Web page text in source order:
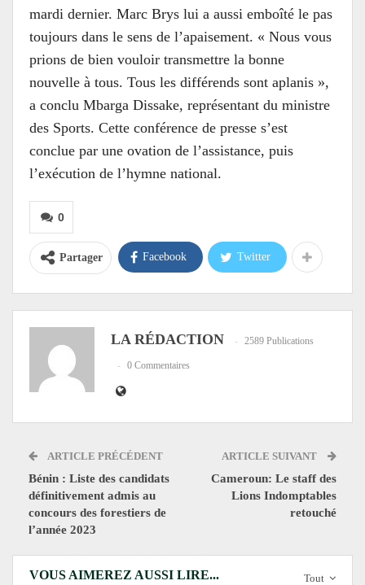
mardi dernier. Marc Brys lui a aussi emboîté le pas
toujours dans le sens de l’apaisement. « Nous vous
prions de bien vouloir transmettre la bonne
nouvelle à tous. Tous les différends sont aplanis »,
a conclu Mbarga Dissake, représentant du ministre
des Sports. Cette conférence de presse s’est
conclue par une ovation de l’assistance, puis
l’exécution de l’hymne national.
0
Partager Facebook Twitter
LA RÉDACTION 2589 Publications
0 Commentaires
ARTICLE PRÉCÉDENT
Bénin : Liste des candidats
définitivement admis au
concours des forestiers de
l’année 2023
ARTICLE SUIVANT
Cameroun: Le staff des
Lions Indomptables
retouché
Tout
VOUS AIMEREZ AUSSI LIRE...